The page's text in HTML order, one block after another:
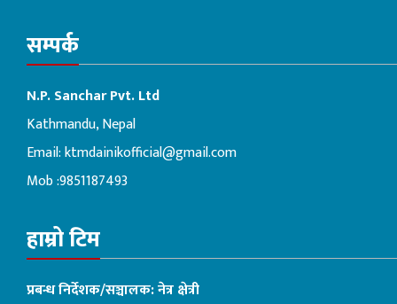
सम्पर्क
N.P. Sanchar Pvt. Ltd
Kathmandu, Nepal
Email:ktmdainikofficial@gmail.com
Mob :9851187493
हाम्रो टिम
प्रबन्ध निर्देशक/सञ्चालक: नेत्र क्षेत्री